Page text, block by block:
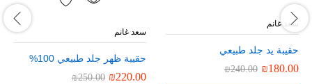
سعد غانم
حقيبة يد جلد طبيعي
₪180.00
₪240.00
سعد غانم
حقيبة ظهر جلد طبيعي 100%
₪220.00
₪250.00